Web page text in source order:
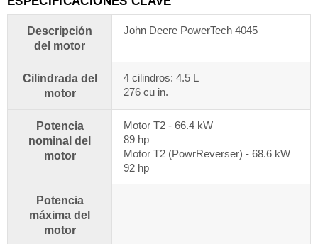
Descripción
del motor
John Deere PowerTech 4045
Cilindrada del
motor
4 cilindros: 4.5 L
276 cu in.
Potencia
nominal del
motor
Motor T2 - 66.4 kW
89 hp
Motor T2 (PowrReverser) - 68.6 kW
92 hp
Potencia
máxima del
motor